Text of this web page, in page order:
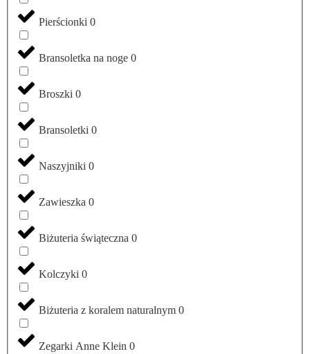
Pierścionki 0
Bransoletka na noge 0
Broszki 0
Bransoletki 0
Naszyjniki 0
Zawieszka 0
Biżuteria świąteczna 0
Kolczyki 0
Biżuteria z koralem naturalnym 0
Zegarki Anne Klein 0